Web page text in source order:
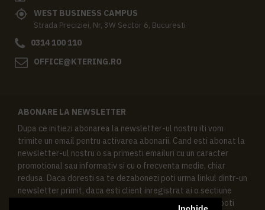
WEST BUSINESS CAMPUS
Strada Preciziei, Nr, 3W Sector 6, Bucuresti
0314 100 110
OFFICE@KTERING.RO
ABONARE LA NEWSLETTER
Dupa ce initiezi abonarea la newsletter-ul nostru iti vom
trimite un email pentru activarea abonarii. Cand esti abonat la
newsletter-ul nostru o sa primesti emailuri cu un caracter
promotional sau informativ si cu o frecventa medie, chiar
redusa. Daca doresti sa te dezabonezi poti urma linkul dintr-un
newsletter primit, daca esti client inregistrat ai o sectiune
speciala in contul tau in acest scop, si de asemenea ne poti